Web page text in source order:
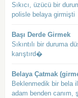
Sıkıcı, üzücü bir
polisle belaya girmişti
Başı Derde Girmek
Sıkıntılı bir duruma
karıştırd�
Belaya Çatmak
Beklenmedik bir bela
adam benden canım,